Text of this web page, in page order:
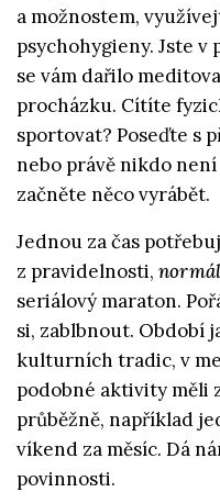
a možnostem,
psychohygieny. Jste v
se vám dařilo
procházku. Cítíte
sportovat? Poseďte s
nebo právě nikdo
začněte něco vyrábět.
Jednou za čas
z pravidelnosti,
seriálový maraton.
si, zablbnout. Období
kulturních tradic, v
podobné aktivity měli
průběžně, například
víkend za měsíc. Dá
povinnosti.